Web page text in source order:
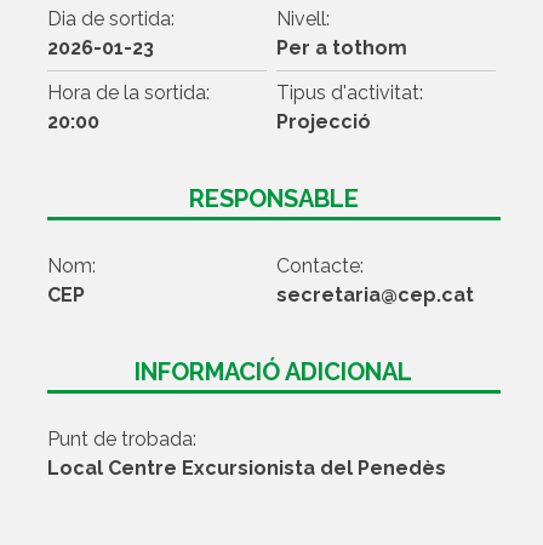
Dia de sortida:
2026-01-23
Nivell:
Per a tothom
Hora de la sortida:
20:00
Tipus d'activitat:
Projecció
RESPONSABLE
Nom:
CEP
Contacte:
secretaria@cep.cat
INFORMACIÓ ADICIONAL
Punt de trobada:
Local Centre Excursionista del Penedès